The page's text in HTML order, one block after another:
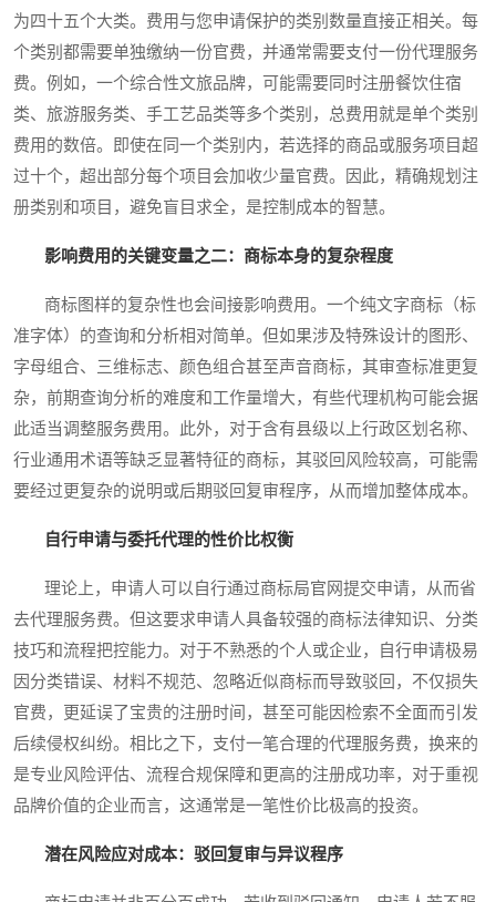
为四十五个大类。费用与您申请保护的类别数量直接正相关。每
个类别都需要单独缴纳一份官费，并通常需要支付一份代理服务
费。例如，一个综合性文旅品牌，可能需要同时注册餐饮住宿
类、旅游服务类、手工艺品类等多个类别，总费用就是单个类别
费用的数倍。即使在同一个类别内，若选择的商品或服务项目超
过十个，超出部分每个项目会加收少量官费。因此，精确规划注
册类别和项目，避免盲目求全，是控制成本的智慧。
影响费用的关键变量之二：商标本身的复杂程度
商标图样的复杂性也会间接影响费用。一个纯文字商标（标
准字体）的查询和分析相对简单。但如果涉及特殊设计的图形、
字母组合、三维标志、颜色组合甚至声音商标，其审查标准更复
杂，前期查询分析的难度和工作量增大，有些代理机构可能会据
此适当调整服务费用。此外，对于含有县级以上行政区划名称、
行业通用术语等缺乏显著特征的商标，其驳回风险较高，可能需
要经过更复杂的说明或后期驳回复审程序，从而增加整体成本。
自行申请与委托代理的性价比权衡
理论上，申请人可以自行通过商标局官网提交申请，从而省
去代理服务费。但这要求申请人具备较强的商标法律知识、分类
技巧和流程把控能力。对于不熟悉的个人或企业，自行申请极易
因分类错误、材料不规范、忽略近似商标而导致驳回，不仅损失
官费，更延误了宝贵的注册时间，甚至可能因检索不全面而引发
后续侵权纠纷。相比之下，支付一笔合理的代理服务费，换来的
是专业风险评估、流程合规保障和更高的注册成功率，对于重视
品牌价值的企业而言，这通常是一笔性价比极高的投资。
潜在风险应对成本：驳回复审与异议程序